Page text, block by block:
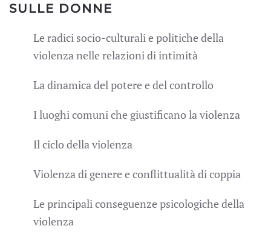
SULLE DONNE
Le radici socio-culturali e politiche della
violenza nelle relazioni di intimità
La dinamica del potere e del controllo
I luoghi comuni che giustificano la violenza
Il ciclo della violenza
Violenza di genere e conflittualità di coppia
Le principali conseguenze psicologiche della
violenza